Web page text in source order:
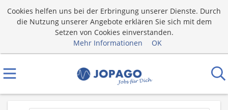
Cookies helfen uns bei der Erbringung unserer Dienste. Durch
die Nutzung unserer Angebote erklären Sie sich mit dem
Setzen von Cookies einverstanden.
Mehr Informationen
OK